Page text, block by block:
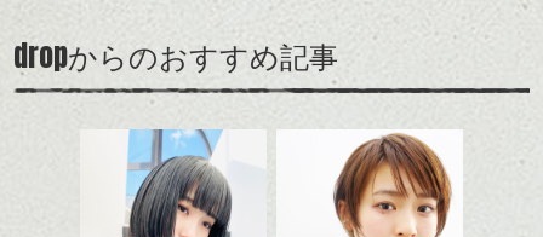
も個人的には良いと思い
ます。
スタイルの事やカラーリ
ングの事などなんでもご
ダークトーンの色味でク
ールに演出するのもおす
すめですよ。
ナチュラルなトーンの色
で柔らかさをプラスする
のも良いですね。
またクセ毛の方は質感調
スタイリング方法は全体
をドライした後、
ワックスとオイルを混ぜ
せます。
質感をかるくととのえな
がら耳かけアレンジする
のも良い感じです。
ンパクトになるようにす
るのが良い感じです。
軽めの前髪で透け感を演
出できるので、
この時期とてもおすすめ
ですよ。
ナチュラルなベージュカ
ラーで全体にツヤと透明
感をプラスして
質感も綺麗に見せやす
dropからのおすすめ記事